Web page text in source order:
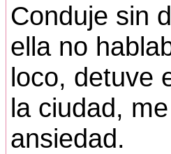
Conduje sin
ella no
loco, detuve
la ciudad,
ansiedad.